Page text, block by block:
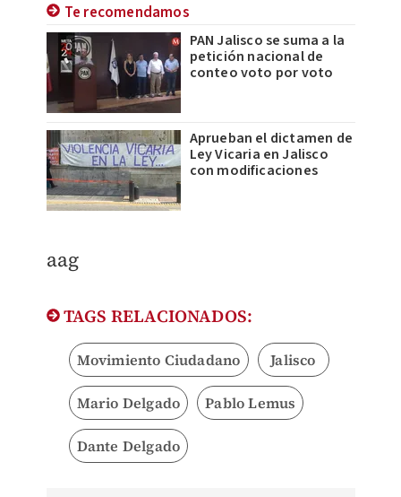
Te recomendamos
PAN Jalisco se suma a la
petición nacional de
conteo voto por voto
Aprueban el dictamen de
Ley Vicaria en Jalisco
con modificaciones
​aag
TAGS RELACIONADOS:
Movimiento Ciudadano Jalisco
Mario Delgado Pablo Lemus
Dante Delgado